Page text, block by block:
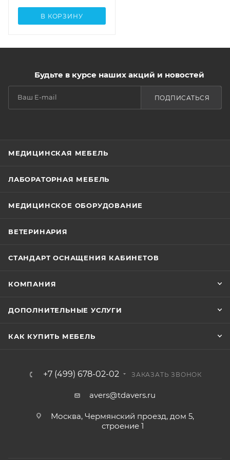
В КОРЗИНУ
Будьте в курсе наших акций и новостей
ПОДПИСАТЬСЯ
МЕДИЦИНСКАЯ МЕБЕЛЬ
ЛАБОРАТОРНАЯ МЕБЕЛЬ
МЕДИЦИНСКОЕ ОБОРУДОВАНИЕ
ВЕТЕРИНАРИЯ
СТАНДАРТ ОСНАЩЕНИЯ КАБИНЕТОВ
КОМПАНИЯ
ДОПОЛНИТЕЛЬНЫЕ УСЛУГИ
КАК КУПИТЬ МЕБЕЛЬ
+7 (499) 678-02-02 ЗАКАЗАТЬ ЗВОНОК
avers@tdavers.ru
Москва, Чермянский проезд, дом 5,
строение 1